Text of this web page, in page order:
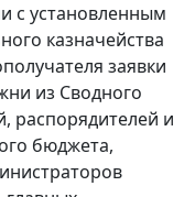
с установленным
казначейства
заявки
из Сводного
распорядителей и
бюджета,